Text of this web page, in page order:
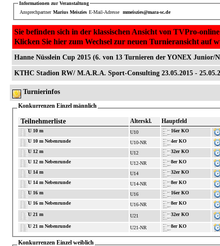
Informationen zur Veranstaltung
Ansprechpartner Marius Meiszies E-Mail-Adresse mmeiszies@mara-sc.de
Sie befinden sich in der klassischen Ansicht von TVPro-
Klicken Sie hier zum Wechsel zur neuen Turnieransicht auf
Hanne Nüsslein Cup 2015 (6. von 13 Turnieren der YONEX Junior/
KTHC Stadion RW/ M.A.R.A. Sport-Consulting 23.05.2015 -
Turnierinfos
Konkurrenzen Einzel männlich
Teilnehmerliste Alterskl. Hauptfeld
U 10 m U10
16er KO
U 10 m Nebenrunde
U10-NR
4er KO
U 12 m
U12
32er KO
U 12 m Nebenrunde
U12-NR
8er KO
U 14 m
U14
32er KO
U 14 m Nebenrunde
U14-NR
8er KO
U 16 m
U16
16er KO
U 16 m Nebenrunde
U16-NR 8er KO
U 21 m U21 32er KO
U 21 m Nebenrunde U21-NR 8er KO
Konkurrenzen Einzel weiblich